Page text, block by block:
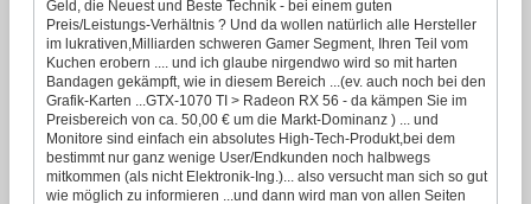
Geld, die Neuest und Beste Technik - bei einem guten
Preis/Leistungs-Verhältnis ? Und da wollen natürlich alle Hersteller
im lukrativen,Milliarden schweren Gamer Segment, Ihren Teil vom
Kuchen erobern .... und ich glaube nirgendwo wird so mit harten
Bandagen gekämpft, wie in diesem Bereich ...(ev. auch noch bei den
Grafik-Karten ...GTX-1070 TI > Radeon RX 56 - da kämpen Sie im
Preisbereich von ca. 50,00 € um die Markt-Dominanz ) ... und
Monitore sind einfach ein absolutes High-Tech-Produkt,bei dem
bestimmt nur ganz wenige User/Endkunden noch halbwegs
mitkommen (als nicht Elektronik-Ing.)... also versucht man sich so gut
wie möglich zu informieren ...und dann wird man von allen Seiten